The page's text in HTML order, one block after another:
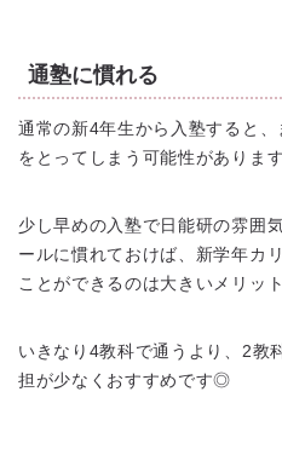
通塾に慣れる
通常の新4年生から入塾すると
をとってしまう可能性があります
少し早めの入塾で日能研の雰囲
ールに慣れておけば、新学年カ
ことができるのは大きいメリッ
いきなり4教科で通うより、2教
担が少なくおすすめです◎